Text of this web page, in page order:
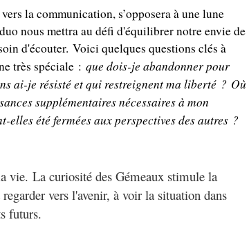
la communication, s’opposera à une lune
nous mettra au défi d'équilibrer notre envie de
d'écouter. Voici quelques questions clés à
très spéciale : que dois-je abandonner pour
ai-je résisté et qui restreignent ma liberté ? Où
supplémentaires nécessaires à mon
elles été fermées aux perspectives des autres ?
vie. La curiosité des Gémeaux stimule la
vers l'avenir, à voir la situation dans
futurs.